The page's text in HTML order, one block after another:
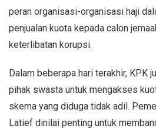
peran organisasi-organisasi haji
penjualan kuota kepada calon
keterlibatan korupsi.
Dalam beberapa hari terakhir, KPK
pihak swasta untuk mengakses
skema yang diduga tidak adil.
Latief dinilai penting untuk